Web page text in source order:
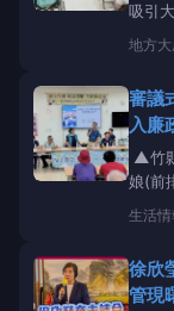
吸引
風室
式民
林村
過公開
地方
審議
入廉
▲竹
娘(前
親建
供)
所分
的村
生活情
徐欣
管現